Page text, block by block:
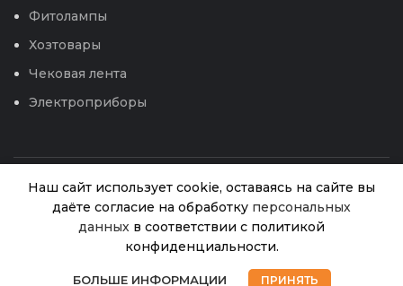
Фитолампы
Хозтовары
Чековая лента
Электроприборы
Наш сайт использует cookie, оставаясь на сайте вы
даёте согласие на обработку персональных
данных в соответствии с политикой
конфиденциальности.
БОЛЬШЕ ИНФОРМАЦИИ ПРИНЯТЬ
Пленка 1
97.00 ₽
наличии